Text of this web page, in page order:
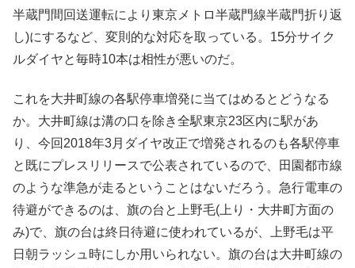
半蔵門間回送運転により東京メトロ半蔵門線半蔵門折り返
し)にするなど、変則的な対応を取っている。15分サイク
ルダイヤと毎時10本は相性が悪いのだ。
これを大井町線の各駅停車増発に当てはめるとどうなる
か。大井町線は溝の口を除き全駅東京23区内に駅があ
り、今回2018年3月ダイヤ改正で増発されるのも各駅停車
と既にプレスリリースで公表されているので、田園都市線
のような準急が走るということはないだろう。急行電車の
待避ができるのは、旗の台と上野毛(上り・大井町方面の
み)で、旗の台は終日待避に使われているが、上野毛は平
日朝ラッシュ時にしか用いられない。旗の台は大井町線の